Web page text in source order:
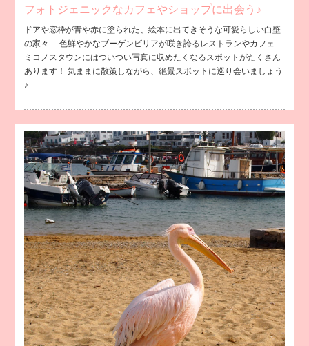
フォトジェニックなカフェやショップに出会う♪
ドアや窓枠が青や赤に塗られた、絵本に出てきそうな可愛らしい白壁
の家々… 色鮮やかなブーゲンビリアが咲き誇るレストランやカフェ…
ミコノスタウンにはついつい写真に収めたくなるスポットがたくさん
あります！ 気ままに散策しながら、絶景スポットに巡り会いましょう
♪